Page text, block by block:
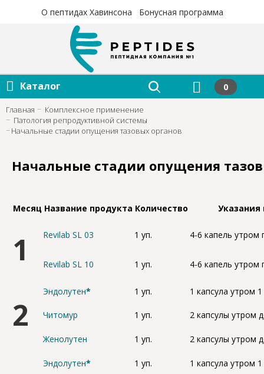
О пептидах Хавинсона Бонусная программа
Каталог 0
Главная
Комплексное применение
Патология репродуктивной системы
Начальные стадии опущения тазовых органов
Начальные стадии опущения
Месяц Название продукта Количество
1 Revilab SL 03 1 уп. 4-6 капель утром
Revilab SL 10 1 уп. 4-6 капель утром
2
Эндолутен* 1 уп. 1 капсула утром
Читомур 1 уп. 2 капсулы утром
Женолутен 1 уп. 2 капсулы утром
Эндолутен* 1 уп. 1 капсула утром